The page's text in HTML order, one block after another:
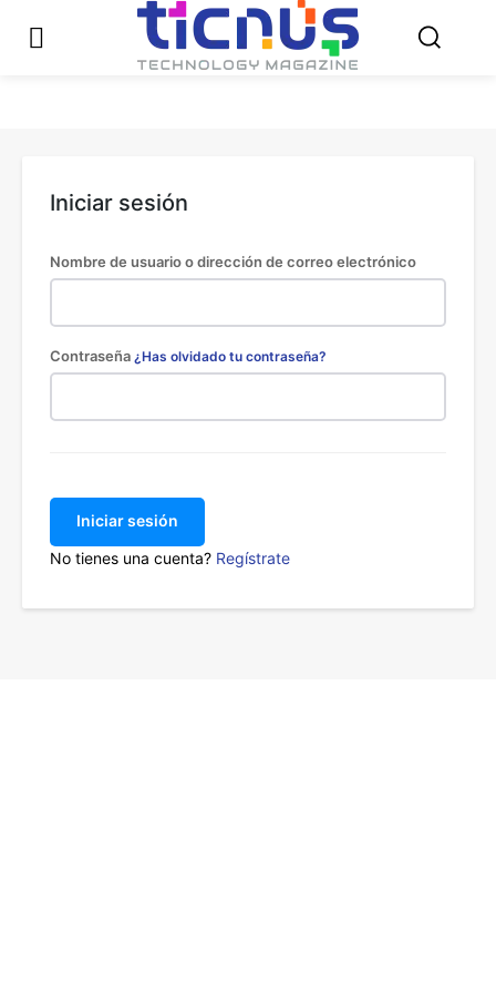
Iniciar sesión
Nombre de usuario o dirección de correo electrónico
Contraseña ¿Has olvidado tu contraseña?
Iniciar sesión
No tienes una cuenta? Regístrate